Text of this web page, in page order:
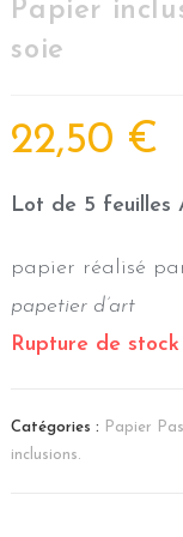
Papier
soie
22,50 €
Lot de 5 feuilles
papier réalisé
papetier d’art
Rupture de stock
Catégories : Papier
inclusions.